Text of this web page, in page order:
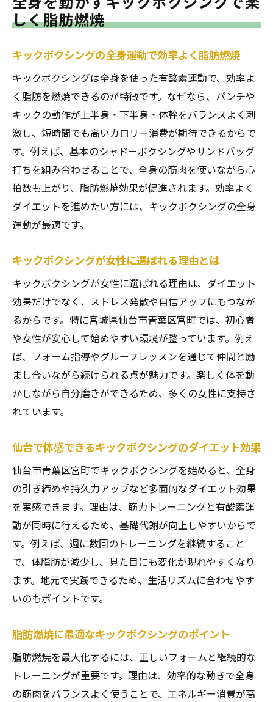
け方
キックボクシング初心者が続けやすいコツ
初めてでも安心なキックボクシングの始め
キックボクシングで無理なく続けるポイン
ト
初心者が感じやすい悩みとその解決方法
キックボクシングを楽しみながら続ける工
夫
長く続けるためのキックボクシング活用術
パーソナル指導で叶える理想のボディメイク体
験
を実感
キックボクシングパーソナルレッスンの特
徴
理想の体作りをサポートするキックボクシ
ング
一人ひとりに合ったキックボクシング指導
とは
パーソナルジムで感じるキックボクシング
の魅力
効率的にボディメイクできるキックボクシ
宮町でキックボクシングを通じたダイエット成
功の秘訣
キックボクシングダイエット成功者の共通
点
仙台で理想体型を実現するキックボクシン
グ術
キックボクシングでダイエットが続く秘訣
キックボクシングで変わる日常と体の変化
ダイエット目標達成に役立つキックボクシ
ング活用術
しく脂肪燃焼
キックボクシングの全身運動で効率よく脂肪燃焼
キックボクシングは全身を使った有酸素運動で、効率よ
く脂肪を燃焼できるのが特徴です。なぜなら、パンチや
キックの動作が上半身・下半身・体幹をバランスよく刺
激し、短時間でも高いカロリー消費が期待できるからで
す。例えば、基本のシャドーボクシングやサンドバッグ
打ちを組み合わせることで、全身の筋肉を使いながら心
拍数も上がり、脂肪燃焼効果が促進されます。効率よく
ダイエットを進めたい方には、キックボクシングの全身
運動が最適です。
キックボクシングが女性に選ばれる理由とは
キックボクシングが女性に選ばれる理由は、ダイエット
効果だけでなく、ストレス発散や自信アップにもつなが
るからです。特に宮城県仙台市青葉区宮町では、初心者
や女性が安心して始めやすい環境が整っています。例え
ば、フォーム指導やグループレッスンを通じて仲間と励
まし合いながら続けられる点が魅力です。楽しく体を動
かしながら自分磨きができるため、多くの女性に支持さ
れています。
仙台で体感できるキックボクシングのダイエット効果
仙台市青葉区宮町でキックボクシングを始めると、全身
の引き締めや持久力アップなど多面的なダイエット効果
を実感できます。理由は、筋力トレーニングと有酸素運
動が同時に行えるため、基礎代謝が向上しやすいからで
す。例えば、週に数回のトレーニングを継続すること
で、体脂肪が減少し、見た目にも変化が現れやすくなり
ます。地元で実践できるため、生活リズムに合わせやす
いのもポイントです。
脂肪燃焼に最適なキックボクシングのポイント
脂肪燃焼を最大化するには、正しいフォームと継続的な
トレーニングが重要です。理由は、効率的な動きで全身
の筋肉をバランスよく使うことで、エネルギー消費が高